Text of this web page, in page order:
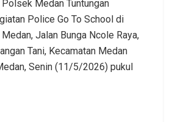
Medan Tuntungan
Police Go To School di
Jalan Bunga Ncole Raya,
Tani, Kecamatan Medan
Senin (11/5/2026) pukul